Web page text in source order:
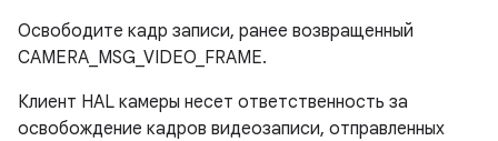
Освободите кадр записи, ранее возвращенный
CAMERA_MSG_VIDEO_FRAME.
Клиент HAL камеры несет ответственность за
освобождение кадров видеозаписи, отправленных